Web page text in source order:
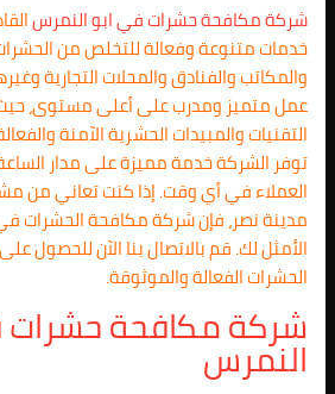
شركة مكافحة حشرات فيابو النمرس
خدمات متنوعة وفعالة للتخلص من
والمكاتب والفنادق والمحلات التجارية
عمل متميز ومدرب على أعلى مستوى،
التقنيات والمبيدات الحشرية الآمنة
توفر الشركة خدمة مميزة على مدار الساعة
العملاء في أي وقت. إذا كنت تعاني من
مدينة نصر، فإن شركة مكافحة الحشرات
الأمثل لك. قم بالاتصال بنا الآن للحصول
الحشرات الفعالة والموثوقة.
شركة مكافحة
النمرس